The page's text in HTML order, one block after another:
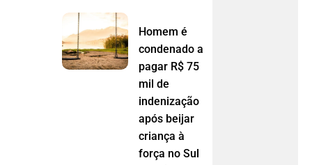
Homem é
condenado a
pagar R$ 75
mil de
indenização
após beijar
criança à
força no Sul